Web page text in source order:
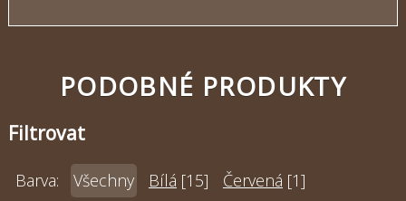
PODOBNÉ PRODUKTY
Filtrovat
Barva: Všechny Bílá [15] Červená [1]